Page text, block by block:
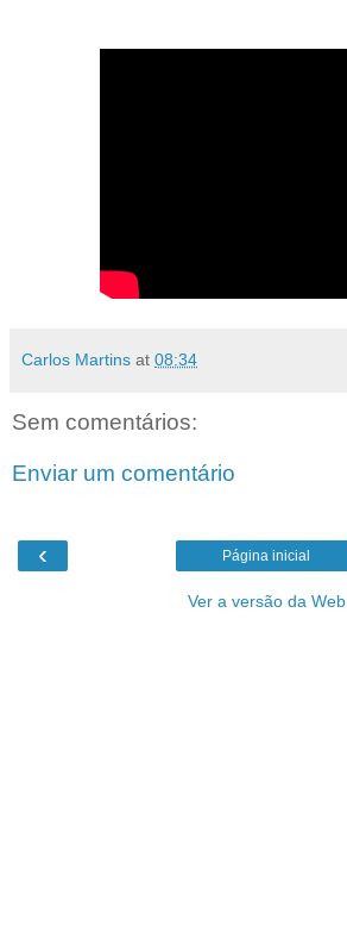
Carlos Martins at 08:34
Sem comentários:
Enviar um comentário
‹ Página inicial
Ver a versão da Web